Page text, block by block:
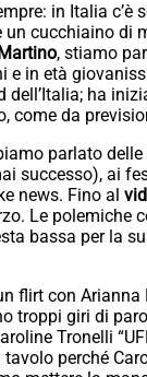
in Italia c’è
cucchiaino di
, stiamo
e in età
ha
come da
parlato
successo), ai
news. Fino al
Le polemiche
bassa per la
flirt con Arianna
troppi giri di
Tronelli
perché